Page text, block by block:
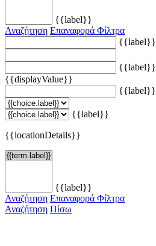
{{label}}
Αναζήτηση Επαναφορά Φίλτρα
{{label}}
{{label}}
{{displayValue}}
{{label}}
{{label}}
{{locationDetails}}
{{label}}
Αναζήτηση Επαναφορά Φίλτρα
Αναζήτηση Πίσω